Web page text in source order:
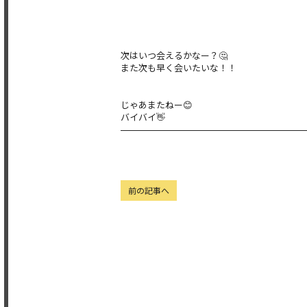
次はいつ会えるかなー？🤔
また次も早く会いたいな！！
じゃあまたねー😊
バイバイ👋
前の記事へ